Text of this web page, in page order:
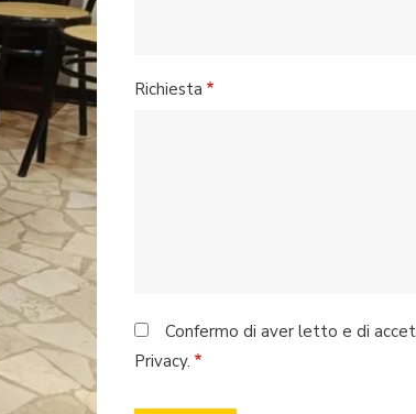
Richiesta
Confermo di aver letto e di
Privacy.